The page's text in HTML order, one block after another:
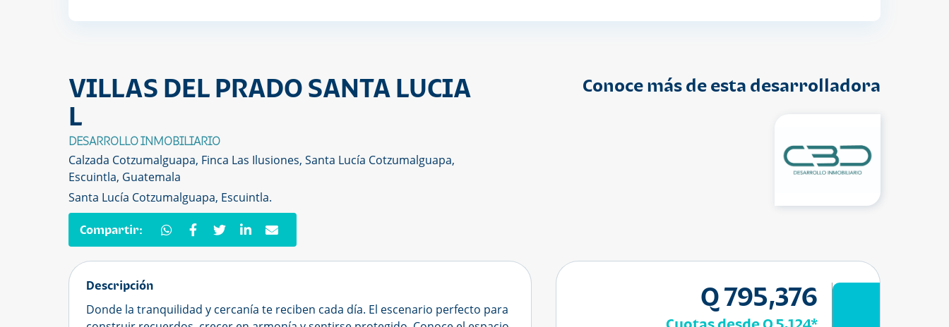
VILLAS DEL PRADO SANTA LUCIA
L
DESARROLLO INMOBILIARIO
Calzada Cotzumalguapa, Finca Las Ilusiones, Santa Lucía Cotzumalguapa,
Escuintla, Guatemala
Santa Lucía Cotzumalguapa, Escuintla.
Compartir:
Conoce más de esta desarrolladora
Descripción
Donde la tranquilidad y cercanía te reciben cada día. El escenario perfecto para
Q 795,376
Cuotas desdeQ 5,124*